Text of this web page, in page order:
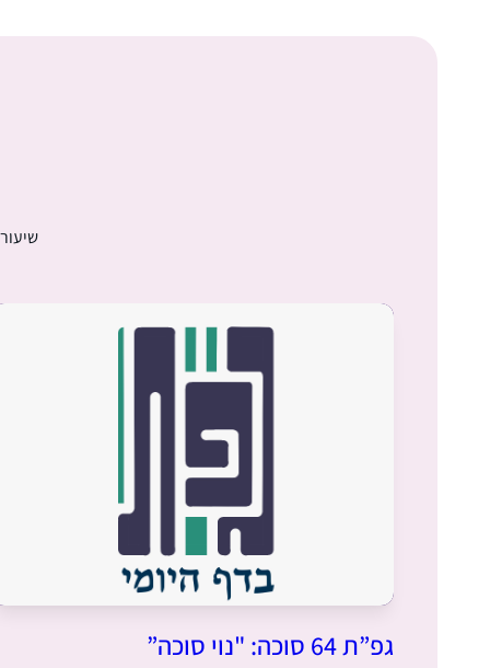
גפ”ת 64 סוכה: "נוי סוכה”